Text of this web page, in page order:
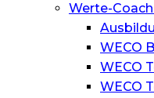
Werte-
WECO
WECO
WECO